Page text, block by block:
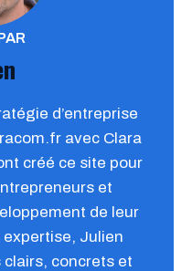
d’entreprise
avec Clara
créé ce site pour
et
de leur
Julien
concrets et